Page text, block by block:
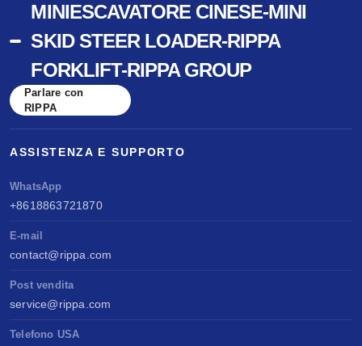
MINIESCAVATORE CINESE-MINI
SKID STEER LOADER-RIPPA
FORKLIFT-RIPPA GROUP
Parlare con
RIPPA
ASSISTENZA E SUPPORTO
WhatsApp
+8618863721870
E-mail
contact@rippa.com
Post vendita
service@rippa.com
Telefono USA